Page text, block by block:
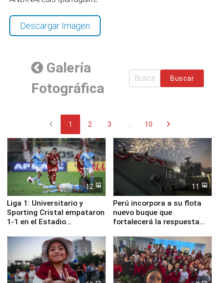
Descargar Imagen
Galería
Fotográfica
Buscar
chevron_left 1 2 3 10 chevron_right
12
Liga 1: Universitario y
Sporting Cristal empataron
1-1 en el Estadio
11
Perú incorpora a su flota
nuevo buque que
fortalecerá la respuesta